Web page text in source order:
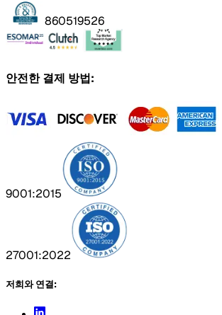
860519526
안전한 결제 방법:
9001:2015
27001:2022
저희와 연결: